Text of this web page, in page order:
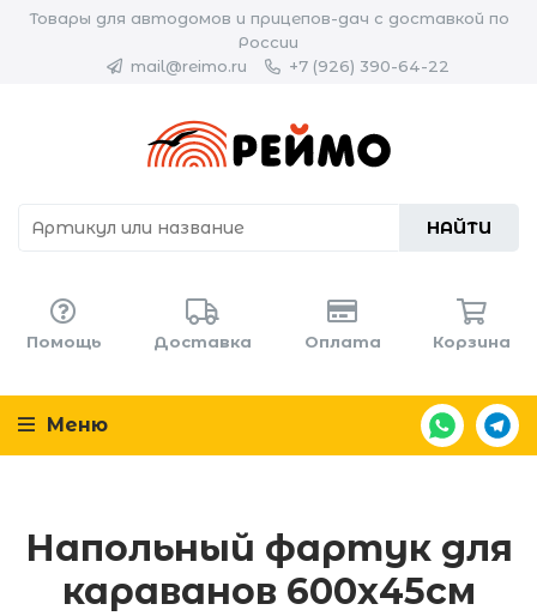
Товары для автодомов и прицепов-дач с доставкой по
России
mail@reimo.ru
+7 (926) 390-64-22
НАЙТИ
Помощь Доставка Оплата Корзина
Меню
Напольный фартук для
караванов 600х45см